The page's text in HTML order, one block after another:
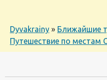
Dyvakrainy » Ближайшие
Путешествие по местам